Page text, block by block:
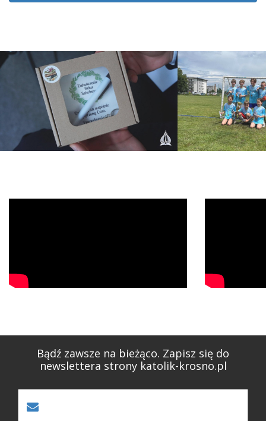
Bądź zawsze na bieżąco. Zapisz się do
newslettera strony katolik-krosno.pl